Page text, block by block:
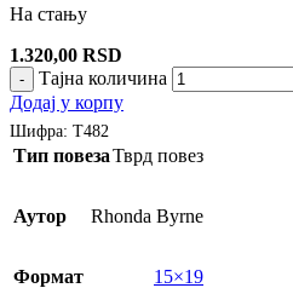
На стању
1.320,00 RSD
- Тајна количина
Додај у корпу
Шифра: Т482
Тип повезаТврд повез
Аутор Rhonda Byrne
Формат 15×19